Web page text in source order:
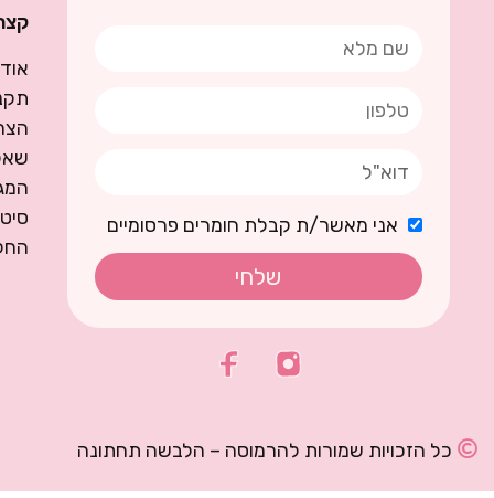
אני מאשר/ת קבלת חומרים פרסומיים
שלחי
כל הזכויות שמורות להרמוסה – הלבשה תחתונה